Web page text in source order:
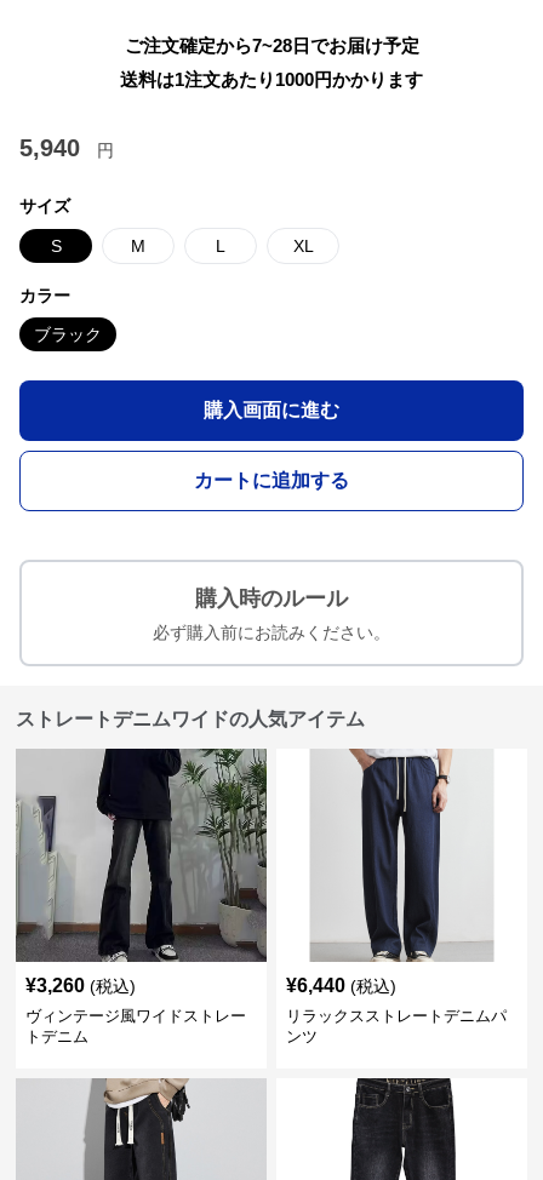
ご注文確定から7~28日でお届け予定
送料は1注文あたり 1000円かかります
5,940 円
サイズ
S M L XL
カラー
ブラック
購入画面に進む
カートに追加する
購入時のルール
必ず購入前にお読みください。
ストレートデニムワイドの人気アイテム
¥3,260 (税込)
ヴィンテージ風ワイドストレー
トデニム
¥6,440 (税込)
リラックスストレートデニムパ
ンツ